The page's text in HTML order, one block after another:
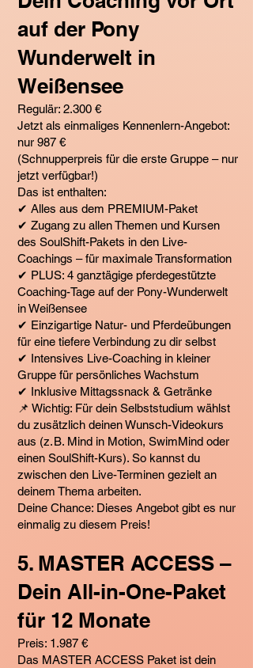
auf der Pony
Wunderwelt in
Weißensee
Regulär: 2.300 €
Jetzt als einmaliges Kennenlern-Angebot:
nur 987 €
(Schnupperpreis für die erste Gruppe – nur
jetzt verfügbar!)
Das ist enthalten:
✔ Alles aus dem PREMIUM-Paket
✔ Zugang zu allen Themen und Kursen
des SoulShift-Pakets in den Live-
Coachings – für maximale Transformation
✔ PLUS: 4 ganztägige pferdegestützte
Coaching-Tage auf der Pony-Wunderwelt
in Weißensee
✔ Einzigartige Natur- und Pferdeübungen
für eine tiefere Verbindung zu dir selbst
✔ Intensives Live-Coaching in kleiner
Gruppe für persönliches Wachstum
✔ Inklusive Mittagssnack & Getränke
📌 Wichtig: Für dein Selbststudium wählst
du zusätzlich deinen Wunsch-Videokurs
aus (z. B. Mind in Motion, SwimMind oder
einen SoulShift-Kurs). So kannst du
zwischen den Live-Terminen gezielt an
deinem Thema arbeiten.
Deine Chance: Dieses Angebot gibt es nur
einmalig zu diesem Preis!
5. MASTER ACCESS –
Dein All-in-One-Paket
für 12 Monate
Preis: 1.987 €
Das MASTER ACCESS Paket ist dein